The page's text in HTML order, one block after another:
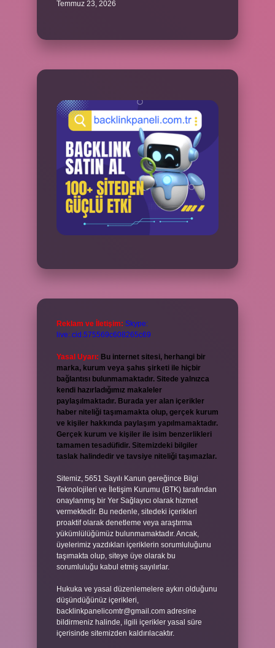
Temmuz 23, 2026
Reklam ve İletişim: Skype:
live:.cid.575569c608265c69
Yasal Uyarı: Bu internet sitesi, herhangi bir
marka, kurum veya şahıs şirketi ile hiçbir
bağlantısı bulunmamaktadır. Sitede yalnızca
kendi hazırladığımız makaleler
paylaşılmaktadır. Burada yer alan içerikler
haber niteliği taşımamakta olup, gerçek kurum
ve kişiler hakkında paylaşım yapılmamaktadır.
Gerçek kurum ve kişiler ile isim benzerlikleri
tamamen tesadüfidir. Sitemizdeki bilgiler
taslak halindedir ve tavsiye niteliği taşımazlar.
Sitemiz, 5651 Sayılı Kanun gereğince Bilgi
Teknolojileri ve İletişim Kurumu (BTK) tarafından
onaylanmış bir Yer Sağlayıcı olarak hizmet
vermektedir. Bu nedenle, sitedeki içerikleri
proaktif olarak denetleme veya araştırma
yükümlülüğümüz bulunmamaktadır. Ancak,
üyelerimiz yazdıkları içeriklerin sorumluluğunu
taşımakta olup, siteye üye olarak bu
sorumluluğu kabul etmiş sayılırlar.
Hukuka ve yasal düzenlemelere aykırı olduğunu
düşündüğünüz içerikleri,
backlinkpanelicomtr@gmail.com adresine
bildirmeniz halinde, ilgili içerikler yasal süre
içerisinde sitemizden kaldırılacaktır.